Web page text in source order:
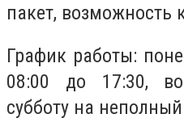
пакет, возможность
График работы:
08:00 до 17:30,
субботу на